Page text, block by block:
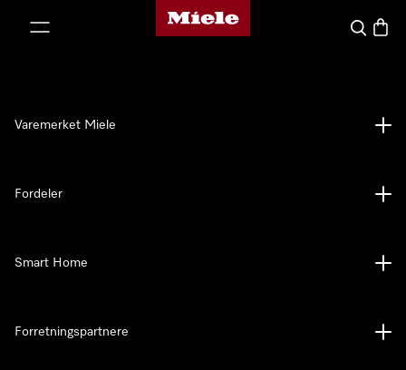
Mieles hjemmeside
Søk
Varemerket Miele
Fordeler
Smart Home
Forretningspartnere